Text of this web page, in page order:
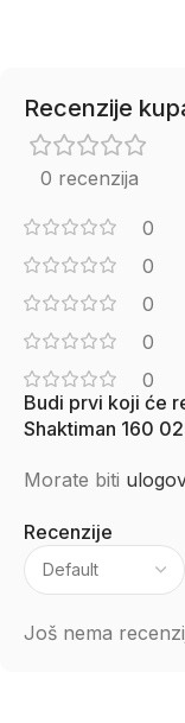
Recenzije
0 recenzija
0
0
0
0
0
Recenzije
Još nema
Budi prvi koji će
Shaktiman 160
Morate biti